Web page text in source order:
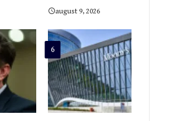
august 9, 2026
6